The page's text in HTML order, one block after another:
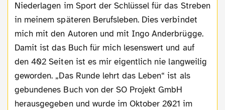
Niederlagen im Sport der Schlüssel für das Streben
in meinem späteren Berufsleben. Dies verbindet
mich mit den Autoren und mit Ingo Anderbrügge.
Damit ist das Buch für mich lesenswert und auf
den 402 Seiten ist es mir eigentlich nie langweilig
geworden. „Das Runde lehrt das Leben“ ist als
gebundenes Buch von der SO Projekt GmbH
herausgegeben und wurde im Oktober 2021 im